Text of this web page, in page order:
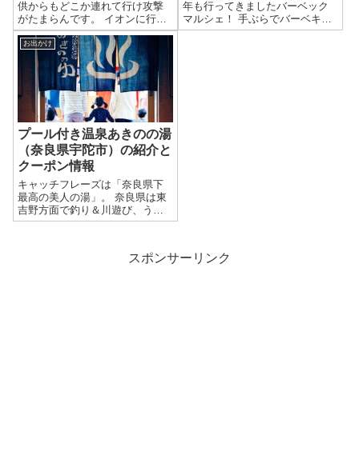
供からもどこか連れて行け攻撃
がたまらんです。 イオンに行く
にも混んでるし、行き過ぎてち
ょっと飽きてきたなんてこと
も。 そこでオススメなのが、奈
良県天理市にあるはしゃきっ
ズ。 かの有名な奈良健康ランド
に併設されて...
年も行ってきましたバーベック
マルシェ！ 手ぶらでバーベキュ
ーができるので超楽ですね。 似
お出かけ
プール付き温泉あきのの湯
（奈良県宇陀市）の紹介と
クーポン情報
キャッチフレーズは「奈良県下
最高の美人の湯」。 奈良県は東
吉野方面で釣り＆川遊び、うだ
アニマルパークで子連れ、年末
温泉あきのの湯」はいかがでしスポンサーリンク